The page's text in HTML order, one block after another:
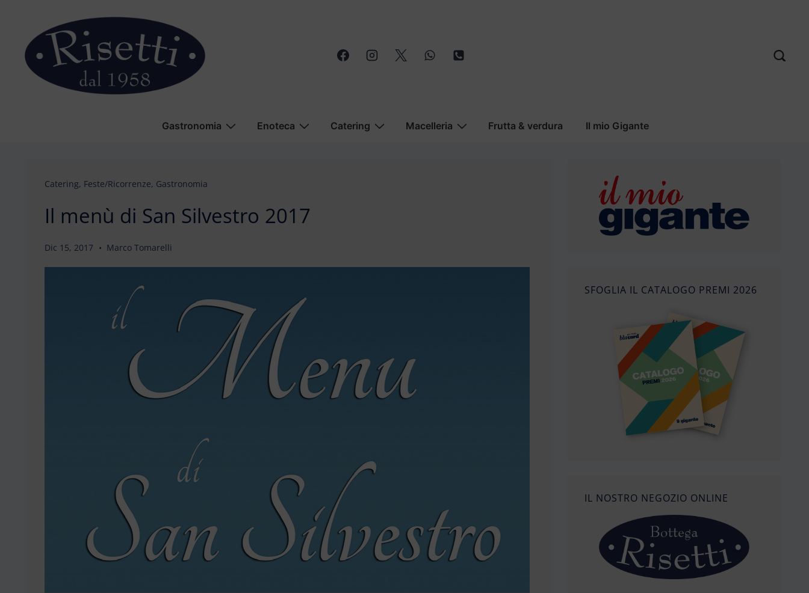
contenuto
principale
MenuGastronomia Enoteca Catering Macelleria Frutta & verdura Il mio Gigante
Catering, Feste/Ricorrenze, Gastronomia
Il menù di San Silvestro 2017
Dic 15, 2017 Marco Tomarelli
SFOGLIA IL CATALOGO PREMI 2026
IL NOSTRO NEGOZIO ONLINE